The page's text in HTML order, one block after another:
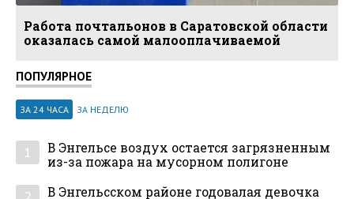
Работа почтальонов в Саратовской области
оказалась самой малооплачиваемой
ПОПУЛЯРНОЕ
ЗА 24 ЧАСА ЗА НЕДЕЛЮ
1
В Энгельсе воздух остается загрязненным
из-за пожара на мусорном полигоне
В Энгельсском районе годовалая девочка